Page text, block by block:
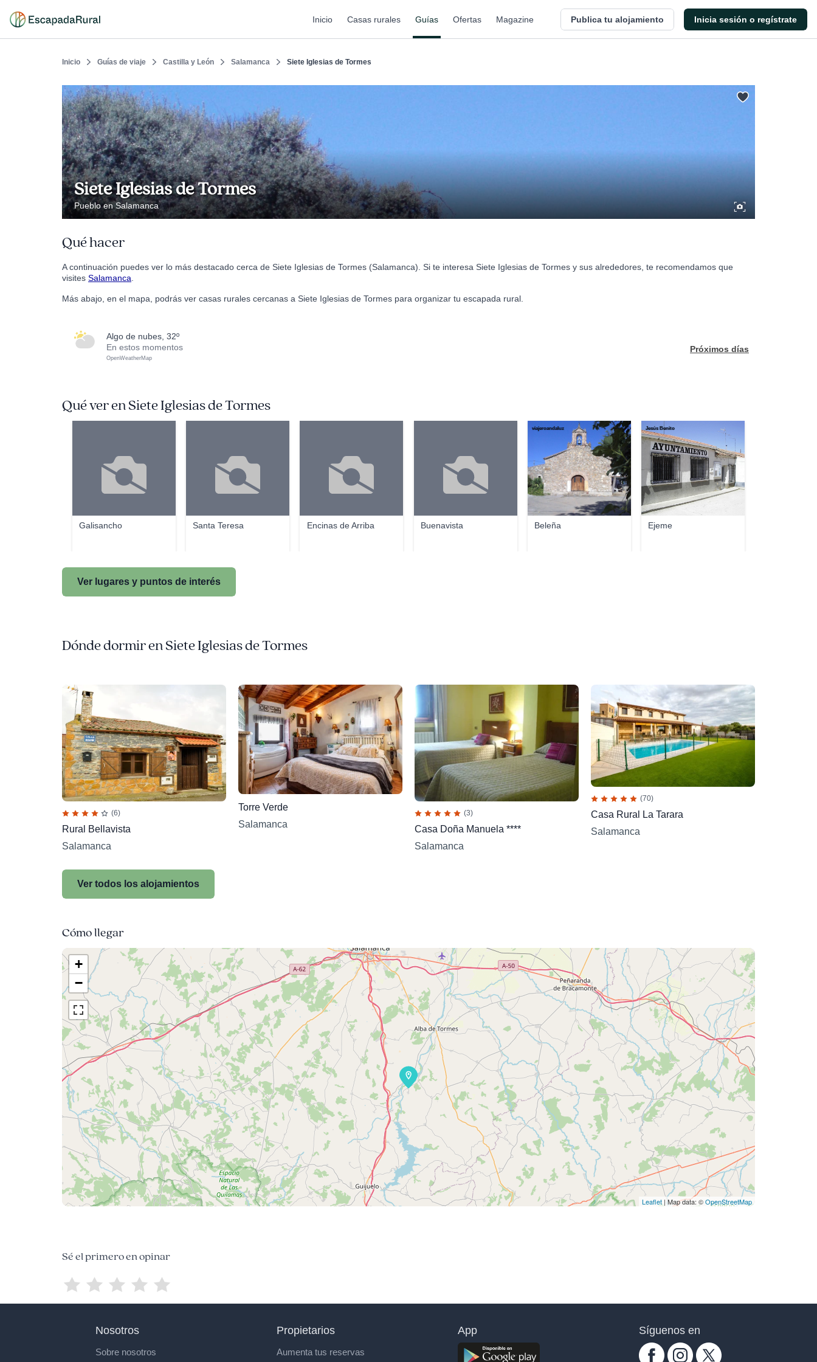
Inicio Casas rurales Guías Ofertas Magazine Publica tu alojamiento Inicia sesión o regístrate
Inicio Guías de viaje Castilla y León Salamanca Siete Iglesias de Tormes
Siete Iglesias de Tormes
Pueblo en Salamanca
Qué hacer
A continuación puedes ver lo más destacado cerca de Siete Iglesias de Tormes (Salamanca). Si te interesa Siete Iglesias de Tormes y sus alrededores, te recomendamos que
visites Salamanca
Más abajo, en el mapa, podrás ver casas rurales cercanas a Siete Iglesias de Tormes para organizar tu escapada rural.
algo de nubes, 32º
En estos momentos
OpenWeatherMap
Próximos días
Qué ver en Siete Iglesias de Tormes
Galisancho Santa Teresa Encinas de Arriba Buenavista Beleña
viajeroandaluz
Ejeme
Jesús Benito
Ver lugares y puntos de interés
Dónde dormir en Siete Iglesias de Tormes
(6)
Rural Bellavista
Salamanca
Torre Verde
Salamanca
(3)
Casa Doña Manuela ****
Salamanca
(70)
Casa Rural La Tarara
Salamanca
Ver todos los alojamientos
Cómo llegar
+
−
Leaflet | Map data: ©OpenStreetMap
Sé el primero en opinar
Nosotros
Sobre nosotros
Propietarios
Aumenta tus reservas
App Síguenos en